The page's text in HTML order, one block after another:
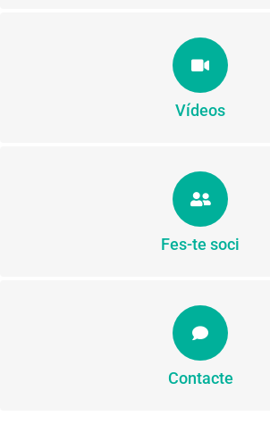
Vídeos
Totes els vídeos de la
VÍDEOS
Fes-te soci
Viu un munt
FES-TE SOCI
Contacte
Si vols més informació, contacta
CONTACTA